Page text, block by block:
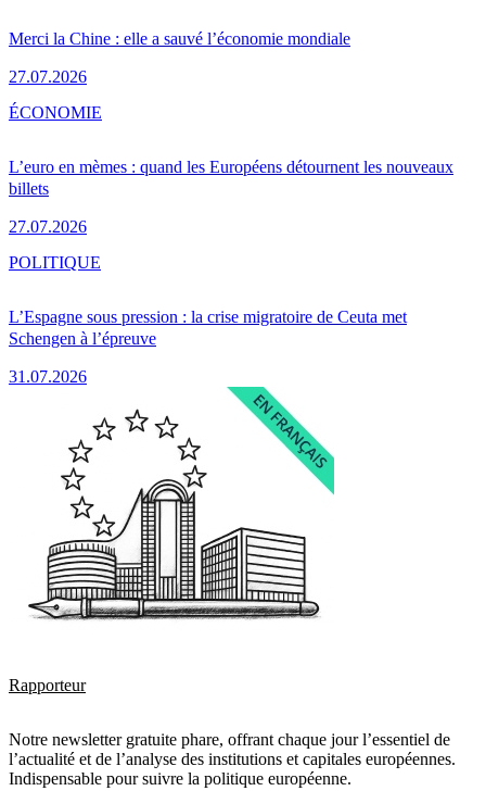
Merci la Chine : elle a sauvé l’économie mondiale
27.07.2026
L’euro en mèmes : quand les Européens détournent les nouveaux
billets
27.07.2026
ÉCONOMIE
L’Espagne sous pression : la crise migratoire de Ceuta met
Schengen à l’épreuve
31.07.2026
POLITIQUE
Rapporteur
Notre newsletter gratuite phare, offrant chaque jour l’essentiel de
l’actualité et de l’analyse des institutions et capitales européennes.
Indispensable pour suivre la politique européenne.